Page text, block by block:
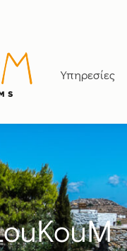
Υπηρεσίες